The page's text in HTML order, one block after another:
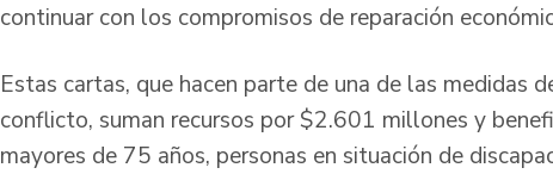
continuar con los compromisos de reparación
Estas cartas, que hacen parte de una de las medidas
conflicto, suman recursos por $2.601 millones y
mayores de 75 años, personas en situación de